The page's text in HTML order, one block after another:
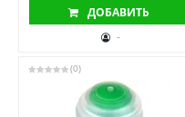
ДОБАВИТЬ
-
(0)